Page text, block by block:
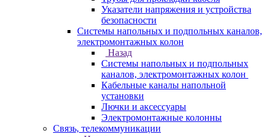
Указатели напряжения и устройства
безопасности
Системы напольных и подпольных каналов,
электромонтажных колон
Назад
Системы напольных и подпольных
каналов, электромонтажных колон
Кабельные каналы напольной
установки
Лючки и аксессуары
Электромонтажные колонны
Связь, телекоммуникации